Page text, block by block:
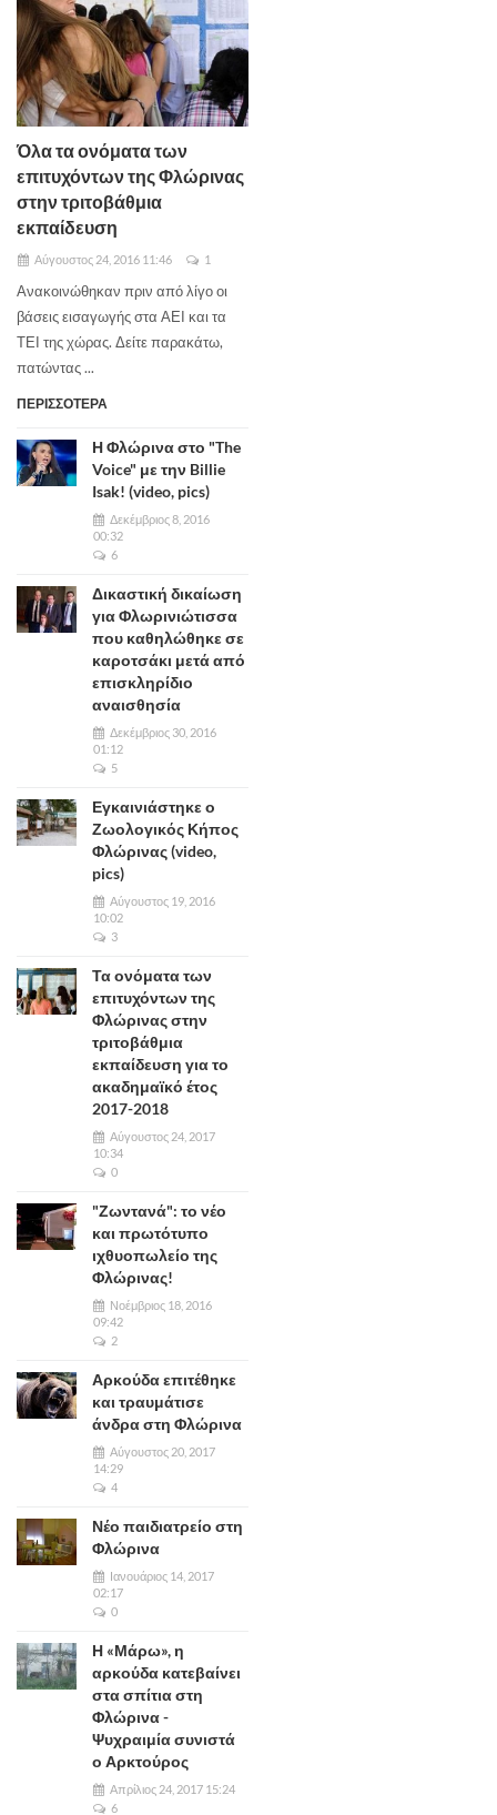
Όλα τα ονόματα των
επιτυχόντων της Φλώρινας
στην τριτοβάθμια
εκπαίδευση
Αύγουστος 24, 2016 11:46 1
Ανακοινώθηκαν πριν από λίγο οι
βάσεις εισαγωγής στα ΑΕΙ και τα
ΤΕΙ της χώρας. Δείτε παρακάτω,
πατώντας ...
ΠΕΡΙΣΣΟΤΕΡΑ
Η Φλώρινα στο "The
Voice" με την Billie
Isak! (video, pics)
Δεκέμβριος 8, 2016
00:32
6
Δικαστική δικαίωση
για Φλωρινιώτισσα
που καθηλώθηκε σε
καροτσάκι μετά από
επισκληρίδιο
αναισθησία
Δεκέμβριος 30, 2016
01:12
5
Εγκαινιάστηκε ο
Ζωολογικός Κήπος
Φλώρινας (video,
pics)
Αύγουστος 19, 2016
10:02
3
Τα ονόματα των
επιτυχόντων της
Φλώρινας στην
τριτοβάθμια
εκπαίδευση για το
ακαδημαϊκό έτος
2017-2018
Αύγουστος 24, 2017
10:34
0
"Ζωντανά": το νέο
και πρωτότυπο
ιχθυοπωλείο της
Φλώρινας!
Νοέμβριος 18, 2016
09:42
2
Αρκούδα επιτέθηκε
και τραυμάτισε
άνδρα στη Φλώρινα
Αύγουστος 20, 2017
14:29
4
Νέο παιδιατρείο στη
Φλώρινα
Ιανουάριος 14, 2017
02:17
0
Η «Μάρω», η
αρκούδα κατεβαίνει
στα σπίτια στη
Φλώρινα -
Ψυχραιμία συνιστά
ο Αρκτούρος
Απρίλιος 24, 2017 15:24
6